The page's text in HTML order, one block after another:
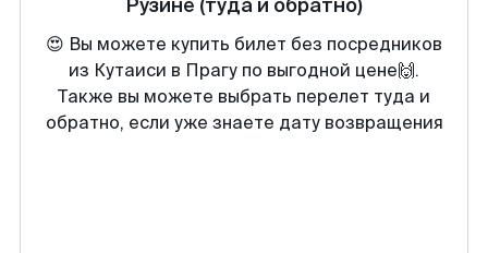
Рузине (туда и обратно)
😍 Вы можете купить билет без посредников
из Кутаиси в Прагу по выгодной цене🙌.
Также вы можете выбрать перелет туда и
обратно, если уже знаете дату возвращения